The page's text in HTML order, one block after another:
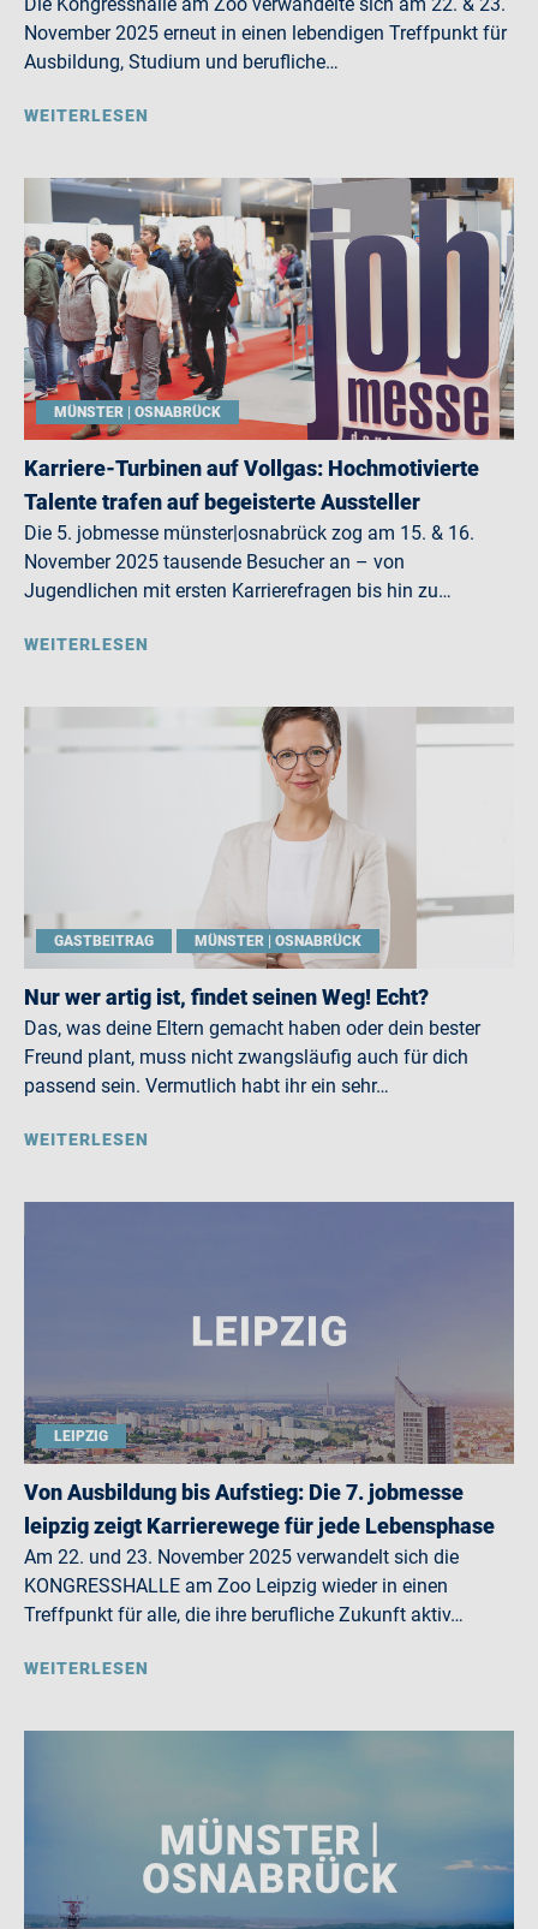
November 2025 erneut in einen lebendigen Treffpunkt für
Ausbildung, Studium und berufliche…
WEITERLESEN
MÜNSTER | OSNABRÜCK
Karriere-Turbinen auf Vollgas: Hochmotivierte
Talente trafen auf begeisterte Aussteller
Die 5. jobmesse münster|osnabrück zog am 15. & 16.
November 2025 tausende Besucher an – von
Jugendlichen mit ersten Karrierefragen bis hin zu…
WEITERLESEN
GASTBEITRAG MÜNSTER | OSNABRÜCK
Nur wer artig ist, findet seinen Weg! Echt?
Das, was deine Eltern gemacht haben oder dein bester
Freund plant, muss nicht zwangsläufig auch für dich
passend sein. Vermutlich habt ihr ein sehr…
WEITERLESEN
LEIPZIG
Von Ausbildung bis Aufstieg: Die 7. jobmesse
leipzig zeigt Karrierewege für jede Lebensphase
Am 22. und 23. November 2025 verwandelt sich die
KONGRESSHALLE am Zoo Leipzig wieder in einen
Treffpunkt für alle, die ihre berufliche Zukunft aktiv…
WEITERLESEN